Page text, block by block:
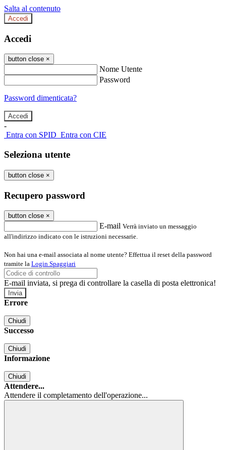
Salta al contenuto
Accedi
Accedi
button close ×
Nome Utente
Password
Password dimenticata?
-
Entra con SPID Entra con CIE
Seleziona utente
button close ×
Recupero password
button close ×
E-mail Verrà inviato un messaggio
all'indirizzo indicato con le istruzioni necessarie.
Non hai una e-mail associata al nome utente? Effettua il reset della password
tramite la Login Spaggiari
E-mail inviata, si prega di controllare la casella di posta elettronica!
Errore
Chiudi
Successo
Chiudi
Informazione
Chiudi
Attendere...
Attendere il completamento dell'operazione...